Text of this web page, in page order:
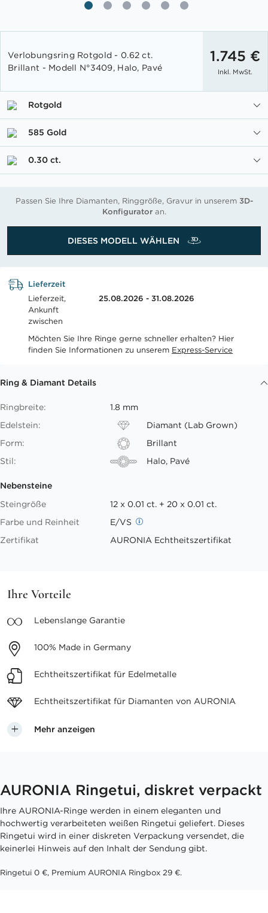
Anfang
der
Bildgalerie
Verlobungsring Rotgold - 0.62 ct.
Brillant - Modell N°3409, Halo, Pavé
1.745 €
Inkl. MwSt.
Rotgold
585 Gold
0.30 ct.
Passen Sie Ihre Diamanten, Ringgröße, Gravur in unserem 3D-
Konfiguratoran.
DIESES MODELL WÄHLEN
Lieferzeit
Lieferzeit,
Ankunft
zwischen
25.08.2026 - 31.08.2026
Möchten Sie Ihre Ringe gerne schneller erhalten? Hier
finden Sie Informationen zu unserem Express-Service
Ring & Diamant Details
Ringbreite:
1.8 mm
Edelstein:
Diamant (Lab Grown)
Form:
Brillant
Stil:
Halo, Pavé
Nebensteine
Steingröße
12 x 0.01 ct. + 20 x 0.01 ct.
Farbe und Reinheit
E/VS
Zertifikat
AURONIA Echtheitszertifikat
Ihre Vorteile
Lebenslange Garantie
100% Made in Germany
Echtheitszertifikat für Edelmetalle
Echtheitszertifikat für Diamanten von AURONIA
Mehr anzeigen
AURONIA Ringetui, diskret verpackt
Ihre AURONIA-Ringe werden in einem eleganten und
hochwertig verarbeiteten weißen Ringetui geliefert. Dieses
Ringetui wird in einer diskreten Verpackung versendet, die
keinerlei Hinweis auf den Inhalt der Sendung gibt.
Ringetui 0 €, Premium AURONIA Ringbox 29 €.